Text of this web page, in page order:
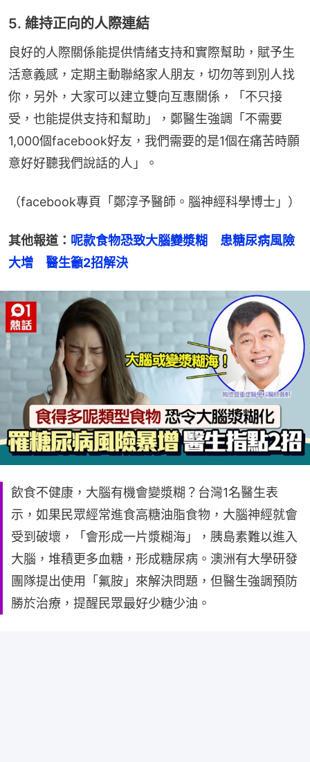
5. 維持正向的人際連結
良好的人際關係能提供情緒支持和實際幫助，賦予生
活意義感，定期主動聯絡家人朋友，切勿等到別人找
你，另外，大家可以建立雙向互惠關係，「不只接
受，也能提供支持和幫助」，鄭醫生強調「不需要
1,000個facebook好友，我們需要的是1個在痛苦時願
意好好聽我們說話的人」。
（facebook專頁「鄭淳予醫師。腦神經科學博士」）
其他報道： 呢款食物恐致大腦變漿糊　患糖尿病風險
大增　醫生籲2招解決
飲食不健康，大腦有機會變漿糊？台灣1名醫生表
示，如果民眾經常進食高糖油脂食物，大腦神經就會
受到破壞，「會形成一片漿糊海」，胰島素難以進入
大腦，堆積更多血糖，形成糖尿病。澳洲有大學研發
團隊提出使用「氟胺」來解決問題，但醫生強調預防
勝於治療，提醒民眾最好少糖少油。